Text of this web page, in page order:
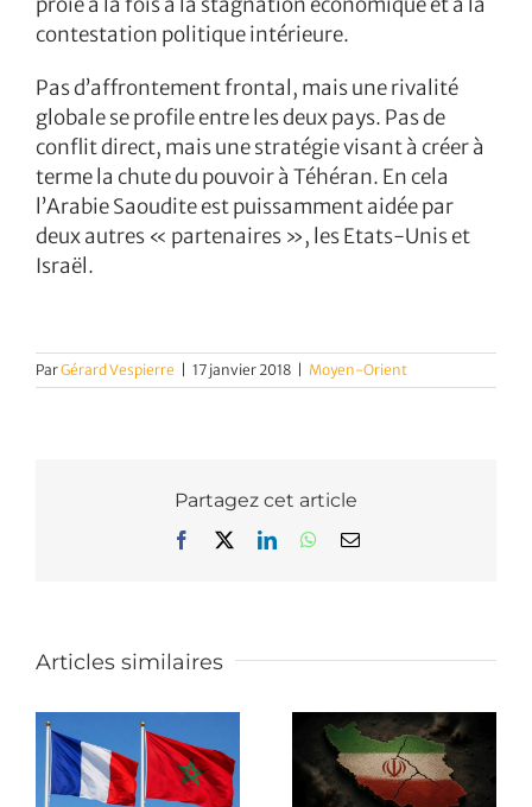
contestation politique intérieure.
Pas d’affrontement frontal, mais une rivalité
globale se profile entre les deux pays. Pas de
conflit direct, mais une stratégie visant à créer à
terme la chute du pouvoir à Téhéran. En cela
l’Arabie Saoudite est puissamment aidée par
deux autres « partenaires », les Etats-Unis et
Israël.
ParGérard Vespierre 17 janvier 2018 Moyen-Orient
Partagez cet article
Facebook LinkedInWhatsApp
Email
Articles similaires